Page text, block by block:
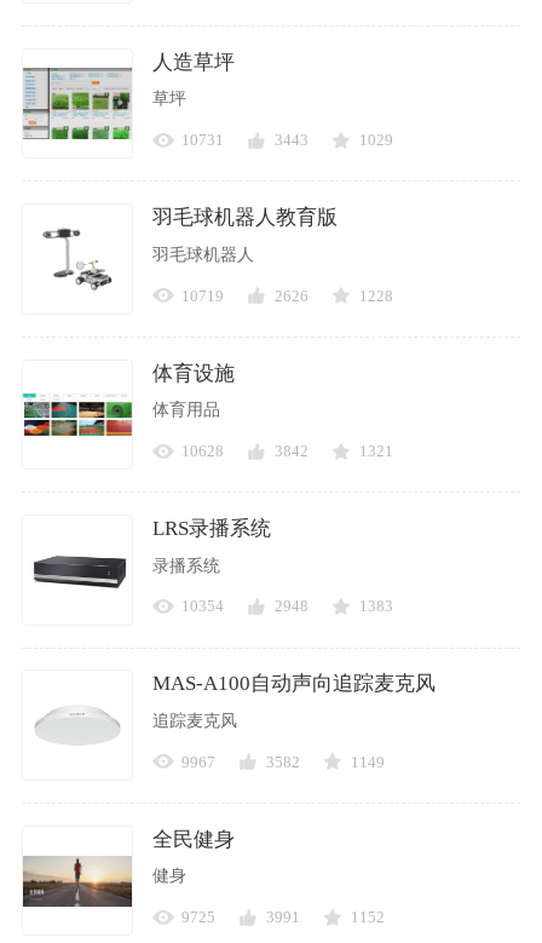
人造草坪
草坪
10731 3443 1029
羽毛球机器人教育版
羽毛球机器人
10719 2626 1228
体育设施
体育用品
10628 3842 1321
LRS录播系统
录播系统
10354 2948 1383
MAS-A100自动声向追踪麦克风
追踪麦克风
9967 3582 1149
全民健身
健身
9725 3991 1152